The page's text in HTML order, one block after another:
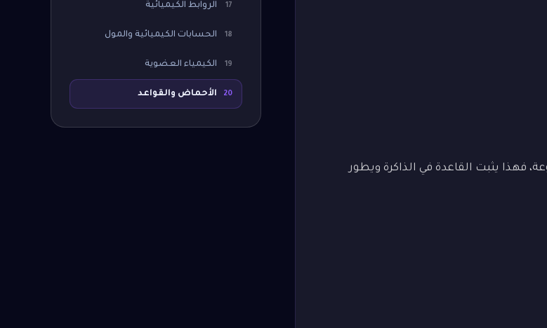
يثبت القاعدة في الذاكرة ويطور
17 الروابط الكيميائية
18 الحسابات الكيميائية والمول
19 الكيمياء العضوية
20 الأحماض والقواعد